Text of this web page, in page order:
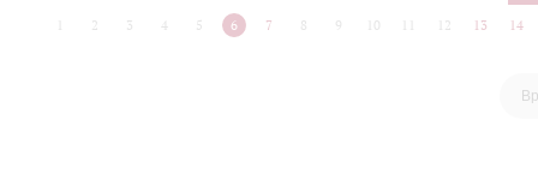
2 3 4 5 6 7 8 9 10 12 13 14